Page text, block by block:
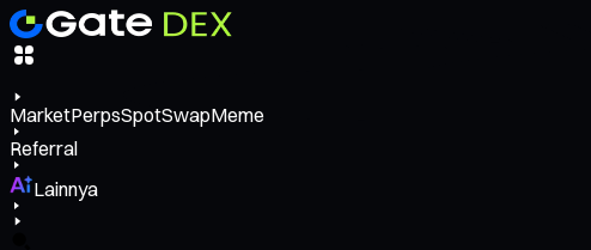
MarketPerpsSpotSwapMeme
Referral
Lainnya